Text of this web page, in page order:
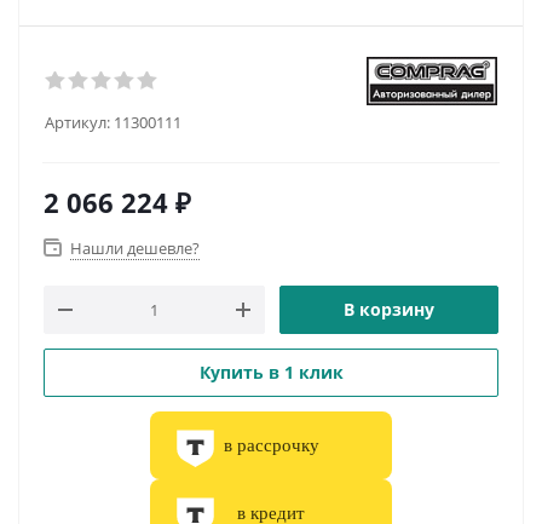
Артикул: 11300111
2 066 224 ₽
Нашли дешевле?
В корзину
Купить в 1 клик
в рассрочку
в кредит